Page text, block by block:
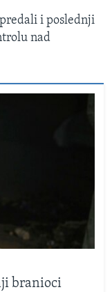
predali i poslednji
nad
branioci